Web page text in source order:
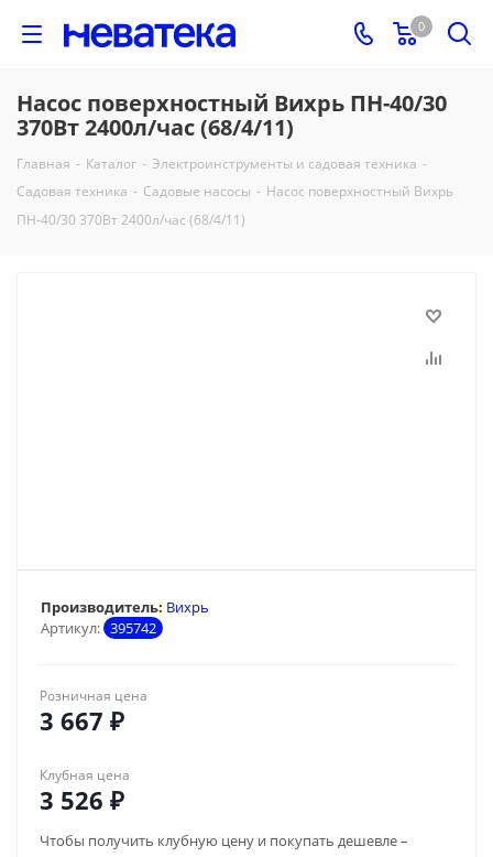
0
Насос поверхностный Вихрь ПН-40/30
370Вт 2400л/час (68/4/11)
Главная - Каталог - Электроинструменты и садовая техника -
Садовая техника - Садовые насосы - Насос поверхностный Вихрь
ПН-40/30 370Вт 2400л/час (68/4/11)
Артикул: 395742
Производитель: Вихрь
Розничная цена
3 667 ₽
Клубная цена
3 526 ₽
Чтобы получить клубную цену и покупать дешевле –